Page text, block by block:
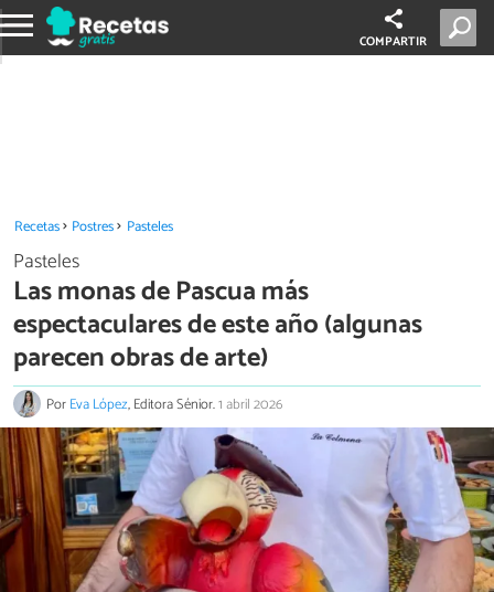
COMPARTIR
Recetas Postres Pasteles
Pasteles
Las monas de Pascua más
espectaculares de este año (algunas
parecen obras de arte)
PorEva López, Editora Sénior.1 abril 2026